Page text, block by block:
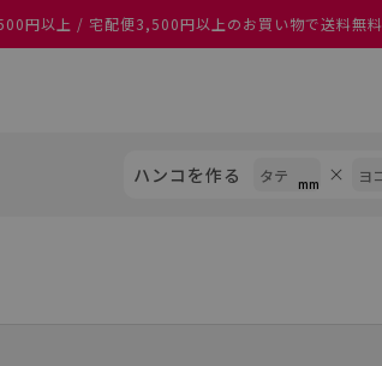
円以上 / 宅配便3,500円以上のお買い物で送料無料
ハンコを作る